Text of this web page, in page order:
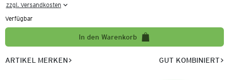
zzgl. Versandkosten
Verfügbar
In den Warenkorb
ARTIKEL MERKEN GUT KOMBINIERT